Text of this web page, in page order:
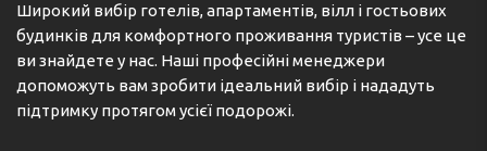
Широкий вибір готелів, апартаментів, вілл і гостьових
будинків для комфортного проживання туристів – усе це
ви знайдете у нас. Наші професійні менеджери
допоможуть вам зробити ідеальний вибір і нададуть
підтримку протягом усієї подорожі.